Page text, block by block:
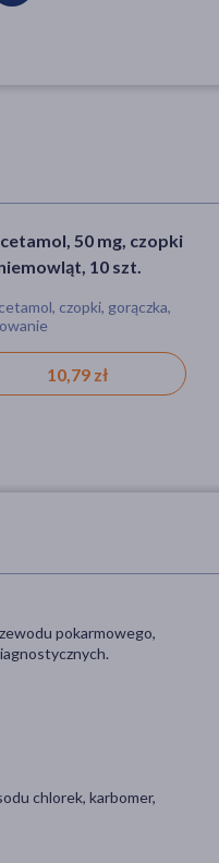
50 mg, czopki
10 szt.
czopki, gorączka,
10,79 zł
pokarmowego,
chlorek, karbomer,